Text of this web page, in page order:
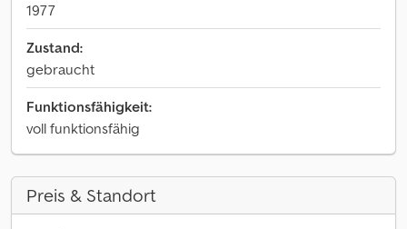
1977
Zustand:
gebraucht
Funktionsfähigkeit:
voll funktionsfähig
Preis & Standort